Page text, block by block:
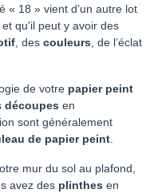
« 18 » vient d’un autre lot
qu'il peut y avoir des
, des couleurs, de l’éclat
de votre papier peint
découpes en
sont généralement
de papier peint.
mur du sol au plafond,
avez des plinthes en